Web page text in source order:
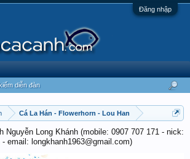
Đăng nhập
Cá La Hán - Flowerhorn - Lou Han
Nguyễn Long Khánh (mobile: 0907 707 171 - nick:
- email: longkhanh1963@gmail.com)
diễn đàn